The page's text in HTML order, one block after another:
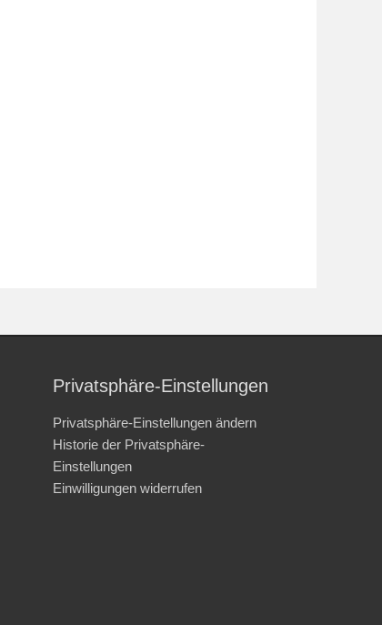
Privatsphäre-Einstellungen
Privatsphäre-Einstellungen ändern
Historie der Privatsphäre-
Einstellungen
Einwilligungen widerrufen